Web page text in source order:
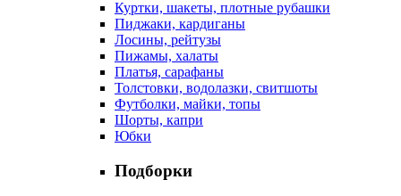
Куртки, шакеты, плотные рубашки
Пиджаки, кардиганы
Лосины, рейтузы
Пижамы, халаты
Платья, сарафаны
Толстовки, водолазки, свитшоты
Футболки, майки, топы
Шорты, капри
Юбки
Подборки